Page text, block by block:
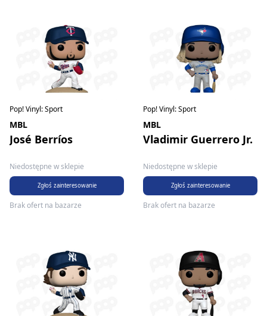
Pop! Vinyl: Sport
MBL
José Berríos
Niedostępne w sklepie
Zgłoś zainteresowanie
Brak ofert na bazarze
Pop! Vinyl: Sport
MBL
Vladimir Guerrero Jr.
Niedostępne w sklepie
Zgłoś zainteresowanie
Brak ofert na bazarze